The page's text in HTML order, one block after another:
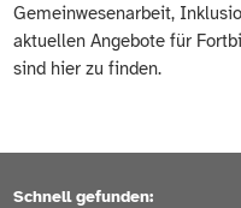
Entlastung der
ZUR WEBSEITE
ZUR WEBSEITE
Gemeinwesenarbeit,
aktuellen Angebote für
sind hier zu finden.
Schnell gefunden: